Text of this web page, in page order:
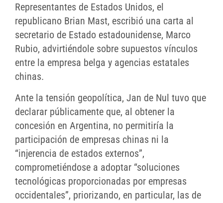
Representantes de Estados Unidos, el
republicano Brian Mast, escribió una carta al
secretario de Estado estadounidense, Marco
Rubio, advirtiéndole sobre supuestos vínculos
entre la empresa belga y agencias estatales
chinas.
Ante la tensión geopolítica, Jan de Nul tuvo que
declarar públicamente que, al obtener la
concesión en Argentina, no permitiría la
participación de empresas chinas ni la
“injerencia de estados externos”,
comprometiéndose a adoptar “soluciones
tecnológicas proporcionadas por empresas
occidentales”, priorizando, en particular, las de